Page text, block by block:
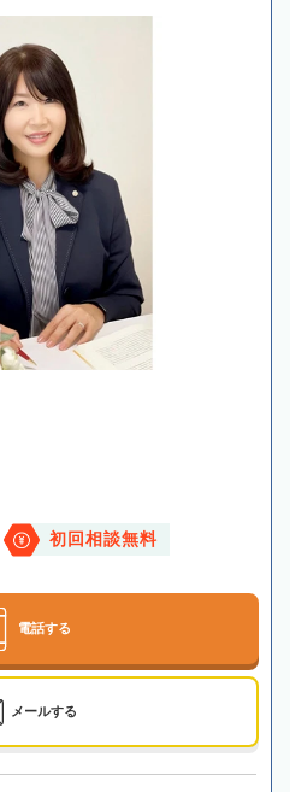
初回相談無料
電話する
メールする